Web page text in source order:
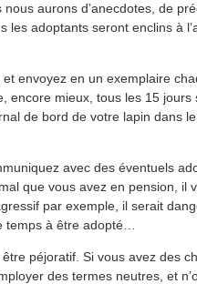
aurons d’anecdotes, de
adoptants seront enclins à
envoyez en un exemplaire
encore mieux, tous les 15 jours
de bord de votre lapin dans
avec des éventuels
que vous avez en pension, il
par exemple, il serait
temps à être adopté…
péjoratif. Si vous avez des
des termes neutres, et